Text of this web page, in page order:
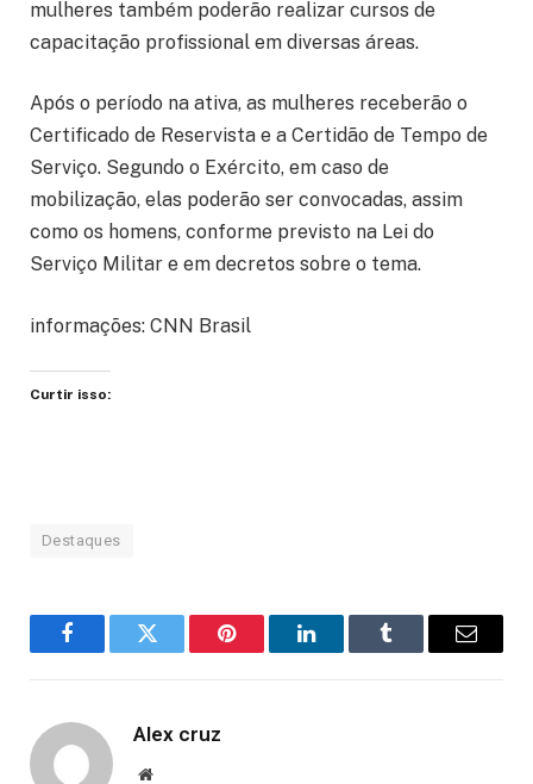
mulheres também poderão realizar cursos de
capacitação profissional em diversas áreas.
Após o período na ativa, as mulheres receberão o
Certificado de Reservista e a Certidão de Tempo de
Serviço. Segundo o Exército, em caso de
mobilização, elas poderão ser convocadas, assim
como os homens, conforme previsto na Lei do
Serviço Militar e em decretos sobre o tema.
informações: CNN Brasil
Curtir isso:
Destaques
FacebookTwitter Pinterest LinkedInTumblr Email
Alex cruz
Website